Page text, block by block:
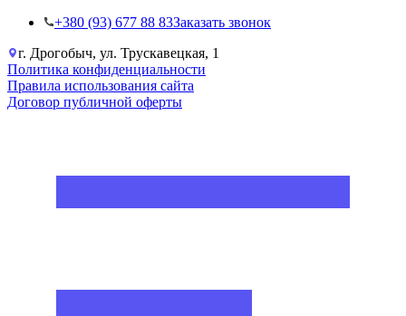
+38‎0 (93) 677 88 83Заказать звонок
г. Дрогобыч, ул. Трускавецкая, 1
Политика конфиденциальности
Правила использования сайта
Договор публичной оферты